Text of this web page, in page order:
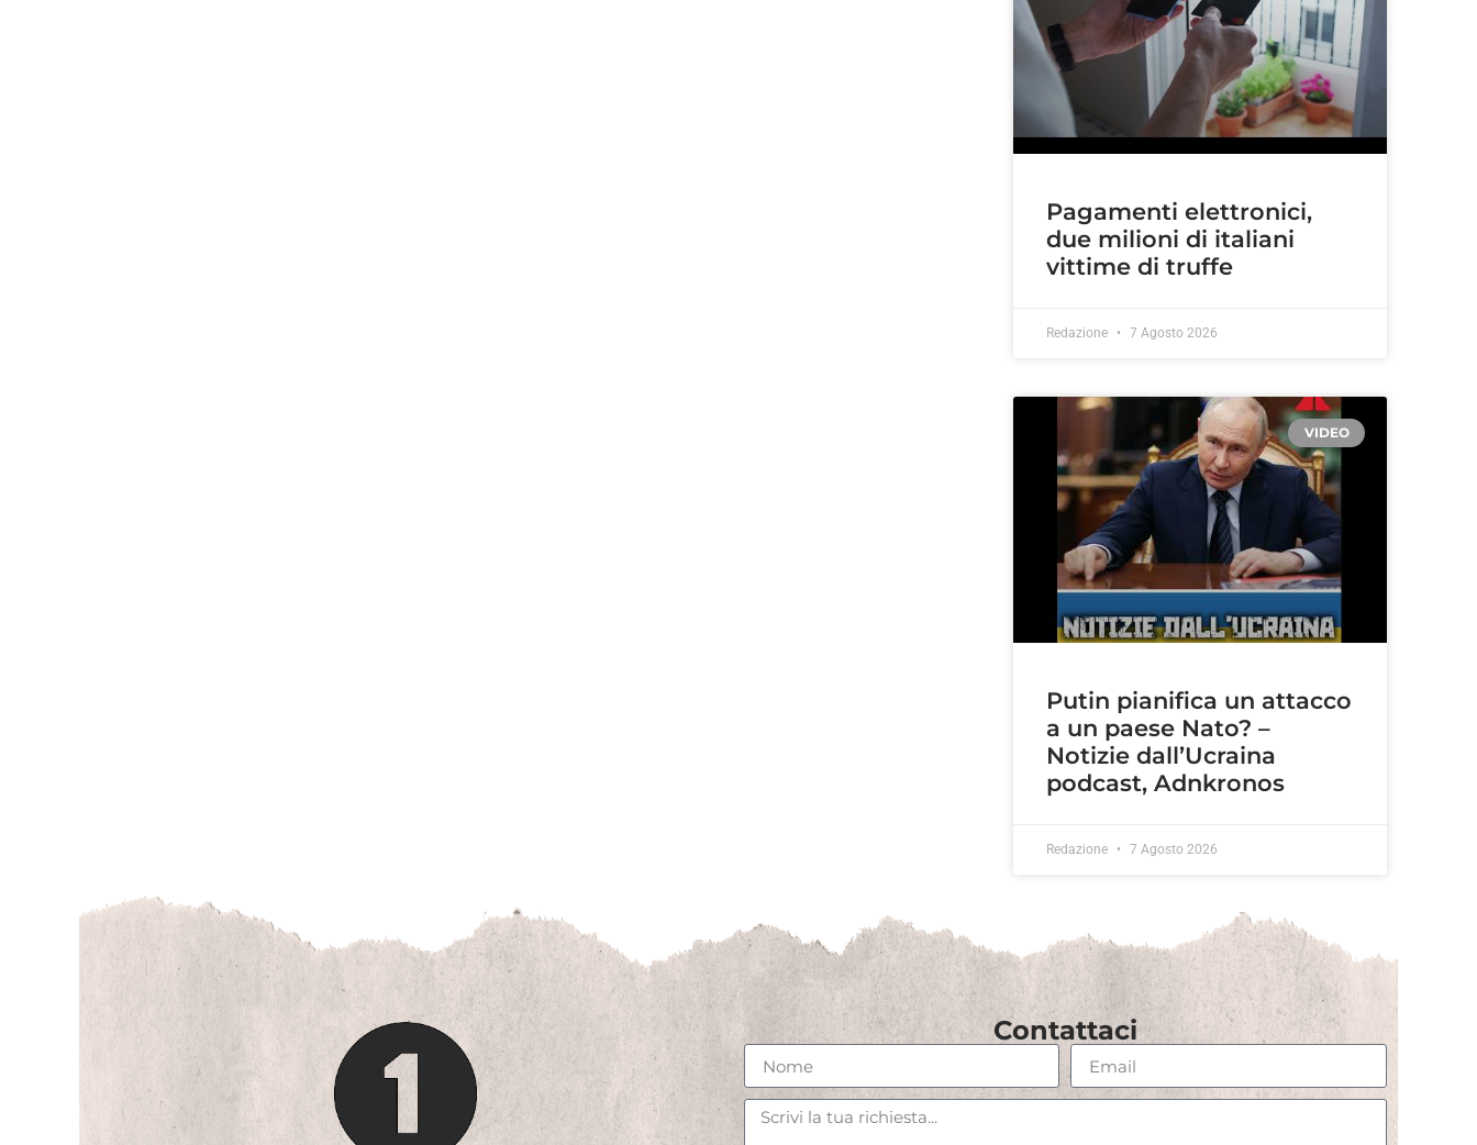
Pagamenti elettronici,
due milioni di italiani
vittime di truffe
Redazione 7 Agosto 2026
VIDEO
Putin pianifica un attacco
a un paese Nato? –
Notizie dall’Ucraina
podcast, Adnkronos
Redazione 7 Agosto 2026
Contattaci